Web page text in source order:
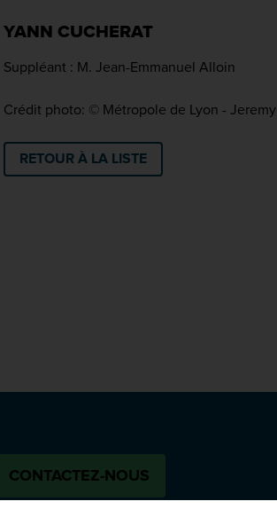
YANN CUCHERAT
Suppléant : M. Jean-Emmanuel Alloin
Crédit photo: © Métropole de Lyon - Jeremy
RETOUR À LA LISTE
CONTACTEZ-NOUS